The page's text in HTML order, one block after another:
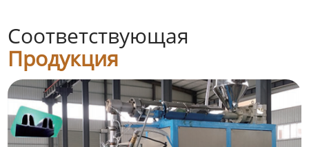
Оборудование для
производства сварочного
прутка из ПНД
Видео
Новости
Соответствующая
Продукция